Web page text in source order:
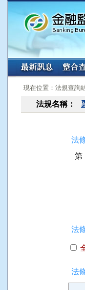
:::
現在位置：法規查詢
法規名稱：
法
法
法